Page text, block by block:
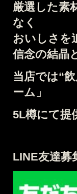
厳選した素
なく
おいしさを
信念の結晶
当店では“
ーム」
5L樽にて提
LINE友達